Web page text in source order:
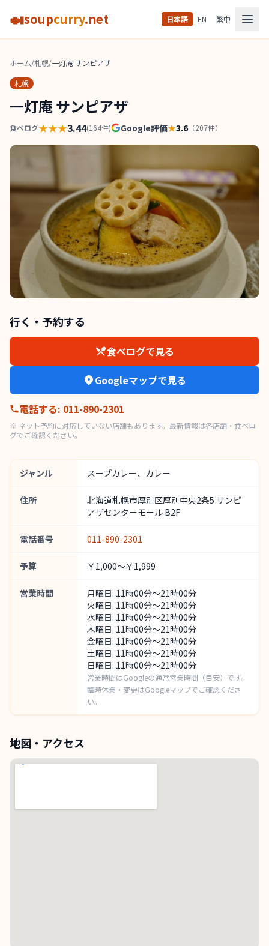
🍛soupcurry.net 日本語 EN 繁中
ホーム/札幌/一灯庵 サンピアザ
札幌
一灯庵 サンピアザ
食べログ★★★3.44(164件) Google評価★3.6 （207件）
行く・予約する
食べログで見る
Googleマップで見る
電話する: 011-890-2301
※ ネット予約に対応していない店舗もあります。最新情報は各店舗・食べロ
グでご確認ください。
ジャンル スープカレー、カレー
住所
北海道札幌市厚別区厚別中央2条5 サンピ
アザセンターモール B2F
電話番号 011-890-2301
予算 ￥1,000～￥1,999
営業時間
月曜日: 11時00分～21時00分
火曜日: 11時00分～21時00分
水曜日: 11時00分～21時00分
木曜日: 11時00分～21時00分
金曜日: 11時00分～21時00分
土曜日: 11時00分～21時00分
日曜日: 11時00分～21時00分
営業時間はGoogleの通常営業時間（目安）です。
臨時休業・変更はGoogleマップでご確認くださ
い。
地図・アクセス